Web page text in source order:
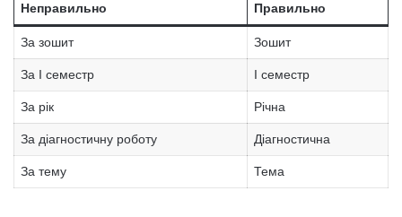
Неправильно Правильно
За зошит Зошит
За І семестр І семестр
За рік Річна
За діагностичну роботу Діагностична
За тему Тема